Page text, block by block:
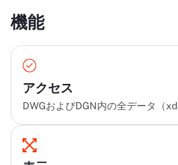
機能
アクセス
DWGおよびDGN内の全データ（